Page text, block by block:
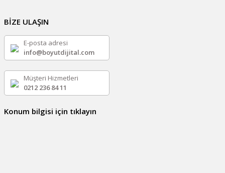
BİZE ULAŞIN
E-posta adresi
info@boyutdijital.com
Müşteri Hizmetleri
0212 236 84 11
Konum bilgisi için tıklayın